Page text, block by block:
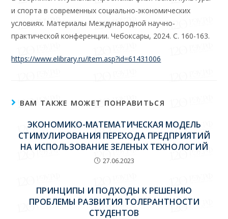
и спорта в современных социально-экономических
условиях. Материалы Международной научно-
практической конференции. Чебоксары, 2024. С. 160-163.
https://www.elibrary.ru/item.asp?id=61431006
ВАМ ТАКЖЕ МОЖЕТ ПОНРАВИТЬСЯ
ЭКОНОМИКО-МАТЕМАТИЧЕСКАЯ МОДЕЛЬ
СТИМУЛИРОВАНИЯ ПЕРЕХОДА ПРЕДПРИЯТИЙ
НА ИСПОЛЬЗОВАНИЕ ЗЕЛЕНЫХ ТЕХНОЛОГИЙ
27.06.2023
ПРИНЦИПЫ И ПОДХОДЫ К РЕШЕНИЮ
ПРОБЛЕМЫ РАЗВИТИЯ ТОЛЕРАНТНОСТИ
СТУДЕНТОВ